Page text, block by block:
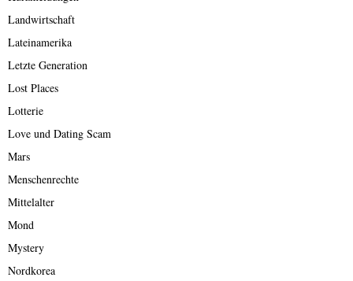
Landwirtschaft
Lateinamerika
Letzte Generation
Lost Places
Lotterie
Love und Dating Scam
Mars
Menschenrechte
Mittelalter
Mond
Mystery
Nordkorea